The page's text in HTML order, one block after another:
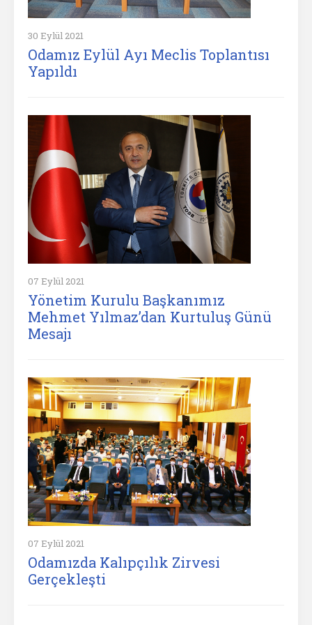
30 Eylül 2021
Odamız Eylül Ayı Meclis Toplantısı
Yapıldı
07 Eylül 2021
Yönetim Kurulu Başkanımız
Mehmet Yılmaz’dan Kurtuluş Günü
Mesajı
07 Eylül 2021
Odamızda Kalıpçılık Zirvesi
Gerçekleşti